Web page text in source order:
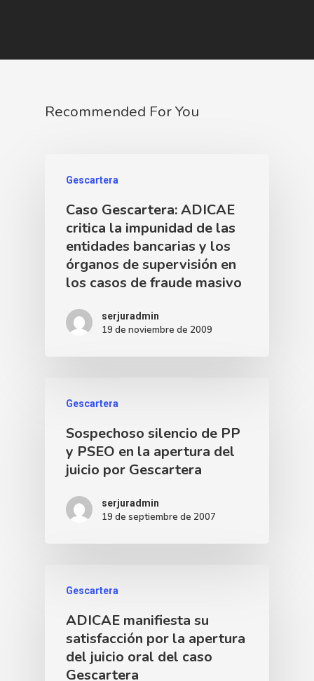
Recommended For You
Gescartera
Caso Gescartera: ADICAE
critica la impunidad de las
entidades bancarias y los
órganos de supervisión en
los casos de fraude masivo
serjuradmin
19 de noviembre de 2009
Gescartera
Sospechoso silencio de PP
y PSEO en la apertura del
juicio por Gescartera
serjuradmin
19 de septiembre de 2007
Gescartera
ADICAE manifiesta su
satisfacción por la apertura
del juicio oral del caso
Gescartera